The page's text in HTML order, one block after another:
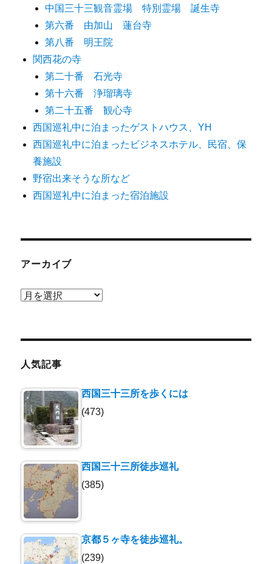
中国三十三観音霊場 特別霊場 誕生寺
第六番 由加山 蓮台寺
第八番 明王院
関西花の寺
第二十番 石光寺
第十六番 浄瑠璃寺
第二十五番 観心寺
西国巡礼中に泊まったゲストハウス、YH
西国巡礼中に泊まったビジネスホテル、民宿、保
養施設
野宿出来そうな所など
西国巡礼中に泊まった宿泊施設
アーカイブ
ア
ブ
人気記事
西国三十三所を歩くには
(473)
西国三十三所徒歩巡礼
(385)
京都５ヶ寺を徒歩巡礼。
(239)